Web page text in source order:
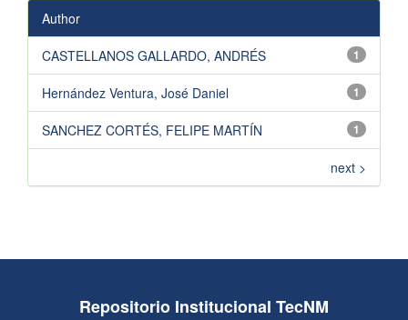
Author
1
CASTELLANOS GALLARDO, ANDRÉS
1
Hernández Ventura, José Daniel
1
SANCHEZ CORTÉS, FELIPE MARTÍN
next >
Repositorio Institucional TecNM